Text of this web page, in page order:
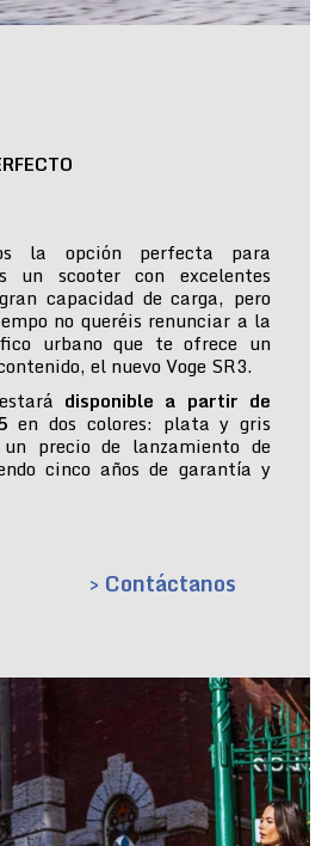
la opción perfecta para
un scooter con excelentes
capacidad de carga, pero
no queréis renunciar a la
urbano que te ofrece un
el nuevo Voge SR3.
disponible a partir de
en dos colores: plata y gris
precio de lanzamiento de
cinco años de garantía y
> Contáctanos